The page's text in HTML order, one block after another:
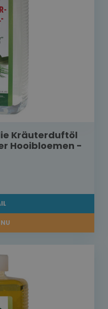
Kräuterduftöl
Hooibloemen -